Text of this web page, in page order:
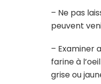
– Ne pas
peuvent
– Examiner
farine à
grise ou